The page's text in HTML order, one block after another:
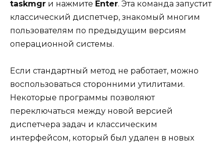
taskmgr и нажмите Enter. Эта команда запустит
классический диспетчер, знакомый многим
пользователям по предыдущим версиям
операционной системы.
Если стандартный метод не работает, можно
воспользоваться сторонними утилитами.
Некоторые программы позволяют
переключаться между новой версией
диспетчера задач и классическим
интерфейсом, который был удален в новых